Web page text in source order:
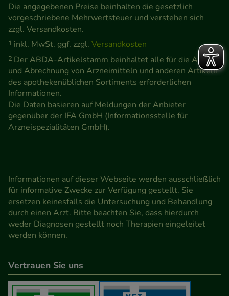
Die angegebenen Preise beinhalten die gesetzlich
vorgeschriebene Mehrwertsteuer und verstehen sich
zzgl. Versandkosten.
1 inkl. MwSt. ggf. zzgl. Versandkosten
2 Der ABDA-Artikelstamm beinhaltet alle für die Abgabe
und Abrechnung von Arzneimitteln und anderen Artikeln
des apothekenüblichen Sortiments erforderlichen
Informationen.
Die Daten basieren auf Meldungen der Anbieter
gegenüber der IFA GmbH (Informationsstelle für
Arzneispezialitäten GmbH).
Informationen auf dieser Webseite werden ausschließlich
für informative Zwecke zur Verfügung gestellt. Sie
ersetzen keinesfalls die Untersuchung und Behandlung
durch einen Arzt. Bitte beachten Sie, dass hierdurch
weder Diagnosen gestellt noch Therapien eingeleitet
werden können.
Vertrauen Sie uns